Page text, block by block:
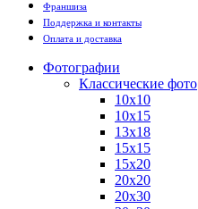
Франшиза
Поддержка и контакты
Оплата и доставка
Фотографии
Классические фото
10х10
10х15
13х18
15х15
15х20
20х20
20х30